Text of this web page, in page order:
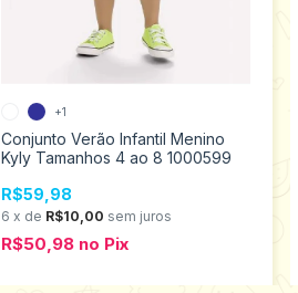
Conjunto Verão Infantil Menino
Kyly Tamanhos 4 ao 8 1000599
R$59,98
6 x de R$10,00 sem juros
R$50,98 no Pix
+1